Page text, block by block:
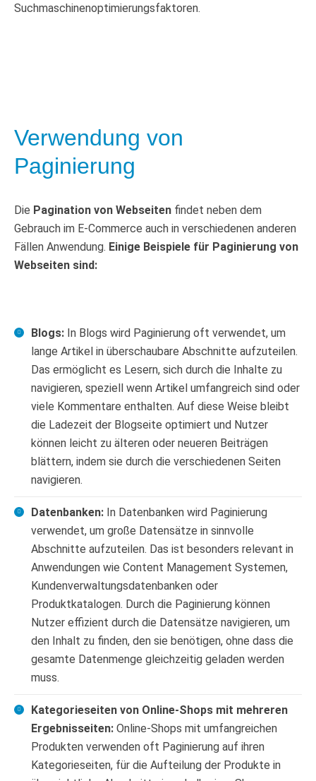
Suchmaschinenoptimierungsfaktoren.
Verwendung von
Paginierung
Die Pagination von Webseiten findet neben dem
Gebrauch im E-Commerce auch in verschiedenen anderen
Fällen Anwendung. Einige Beispiele für Paginierung von
Webseiten sind:
Blogs: In Blogs wird Paginierung oft verwendet, um
lange Artikel in überschaubare Abschnitte aufzuteilen.
Das ermöglicht es Lesern, sich durch die Inhalte zu
navigieren, speziell wenn Artikel umfangreich sind oder
viele Kommentare enthalten. Auf diese Weise bleibt
die Ladezeit der Blogseite optimiert und Nutzer
können leicht zu älteren oder neueren Beiträgen
blättern, indem sie durch die verschiedenen Seiten
navigieren.
Datenbanken: In Datenbanken wird Paginierung
verwendet, um große Datensätze in sinnvolle
Abschnitte aufzuteilen. Das ist besonders relevant in
Anwendungen wie Content Management Systemen,
Kundenverwaltungsdatenbanken oder
Produktkatalogen. Durch die Paginierung können
Nutzer effizient durch die Datensätze navigieren, um
den Inhalt zu finden, den sie benötigen, ohne dass die
gesamte Datenmenge gleichzeitig geladen werden
muss.
Kategorieseiten von Online-Shops mit mehreren
Ergebnisseiten: Online-Shops mit umfangreichen
Produkten verwenden oft Paginierung auf ihren
Kategorieseiten, für die Aufteilung der Produkte in